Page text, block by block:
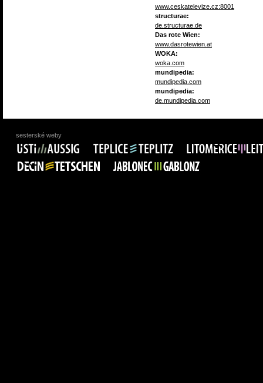
www.ceskatelevize.cz:8001
structurae:
de.structurae.de
Das rote Wien:
www.dasrotewien.at
WOKA:
woka.com
mundipedia:
mundipedia.com
mundipedia:
de.mundipedia.com
sesterské weby